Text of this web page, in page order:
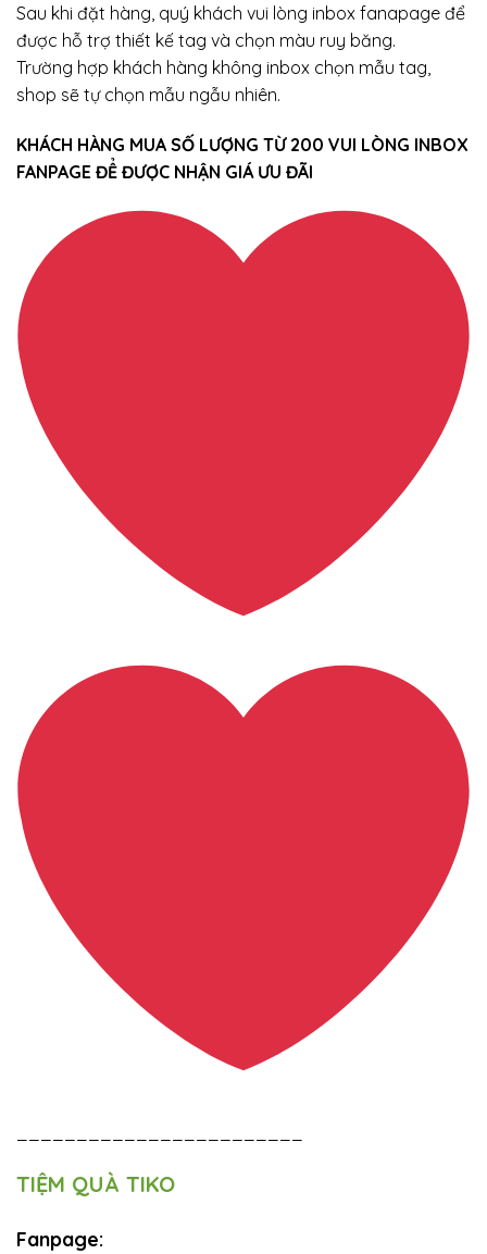
Sau khi đặt hàng, quý khách vui lòng inbox fanapage để
được hỗ trợ thiết kế tag và chọn màu ruy băng.
Trường hợp khách hàng không inbox chọn mẫu tag,
shop sẽ tự chọn mẫu ngẫu nhiên.
KHÁCH HÀNG MUA SỐ LƯỢNG TỪ 200 VUI LÒNG INBOX
FANPAGE ĐỂ ĐƯỢC NHẬN GIÁ ƯU ĐÃI
TIỆM QUÀ TIKO
Fanpage: